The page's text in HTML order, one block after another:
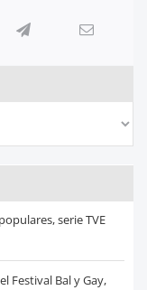
serie TVE
Festival Bal y Gay,